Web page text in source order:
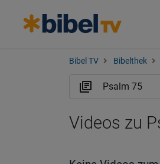
Bibel TV Bibelthek
Videos zu